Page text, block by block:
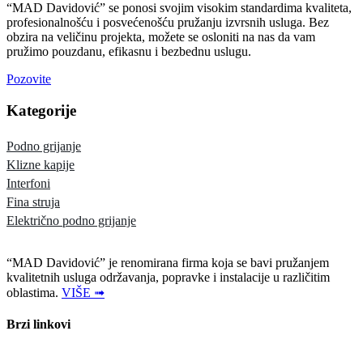
“MAD Davidović” se ponosi svojim visokim standardima kvaliteta,
profesionalnošću i posvećenošću pružanju izvrsnih usluga. Bez
obzira na veličinu projekta, možete se osloniti na nas da vam
pružimo pouzdanu, efikasnu i bezbednu uslugu.
Pozovite
Kategorije
Podno grijanje
Klizne kapije
Interfoni
Fina struja
Električno podno grijanje
“MAD Davidović” je renomirana firma koja se bavi pružanjem
kvalitetnih usluga održavanja, popravke i instalacije u različitim
oblastima. VIŠE ➟
Brzi linkovi